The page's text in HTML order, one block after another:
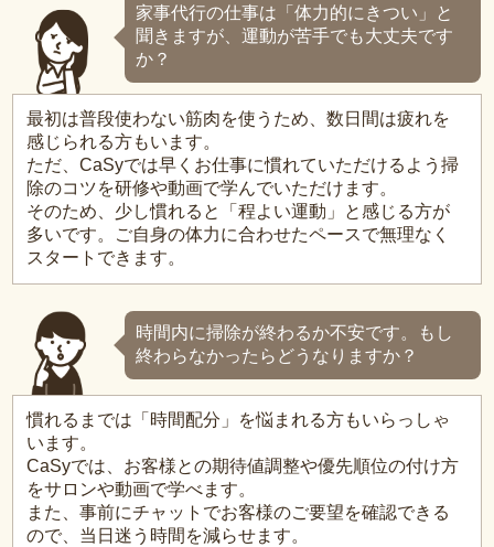
家事代行の仕事は「体力的にきつい」と
聞きますが、運動が苦手でも大丈夫です
か？
最初は普段使わない筋肉を使うため、数日間は疲れを
感じられる方もいます。
ただ、CaSyでは早くお仕事に慣れていただけるよう掃
除のコツを研修や動画で学んでいただけます。
そのため、少し慣れると「程よい運動」と感じる方が
多いです。ご自身の体力に合わせたペースで無理なく
スタートできます。
時間内に掃除が終わるか不安です。もし
終わらなかったらどうなりますか？
慣れるまでは「時間配分」を悩まれる方もいらっしゃ
います。
CaSyでは、お客様との期待値調整や優先順位の付け方
をサロンや動画で学べます。
また、事前にチャットでお客様のご要望を確認できる
ので、当日迷う時間を減らせます。